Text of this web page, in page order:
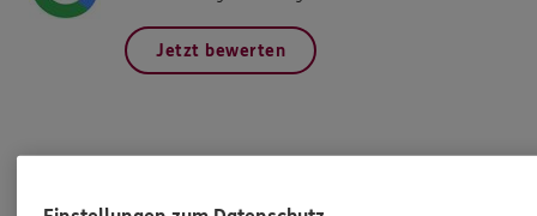
Jetzt bewerten